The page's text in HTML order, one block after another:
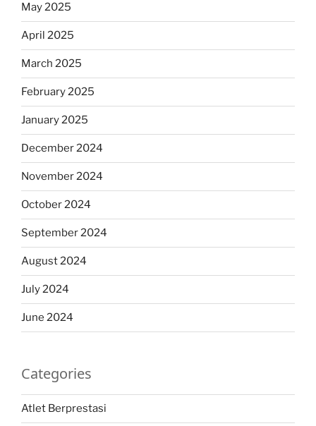
May 2025
April 2025
March 2025
February 2025
January 2025
December 2024
November 2024
October 2024
September 2024
August 2024
July 2024
June 2024
Categories
Atlet Berprestasi